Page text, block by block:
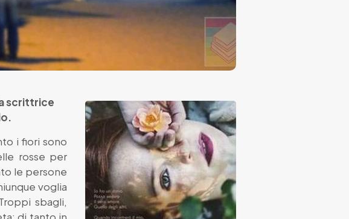
scrittrice
i fiori sono
rosse per
le persone
voglia
sbagli,